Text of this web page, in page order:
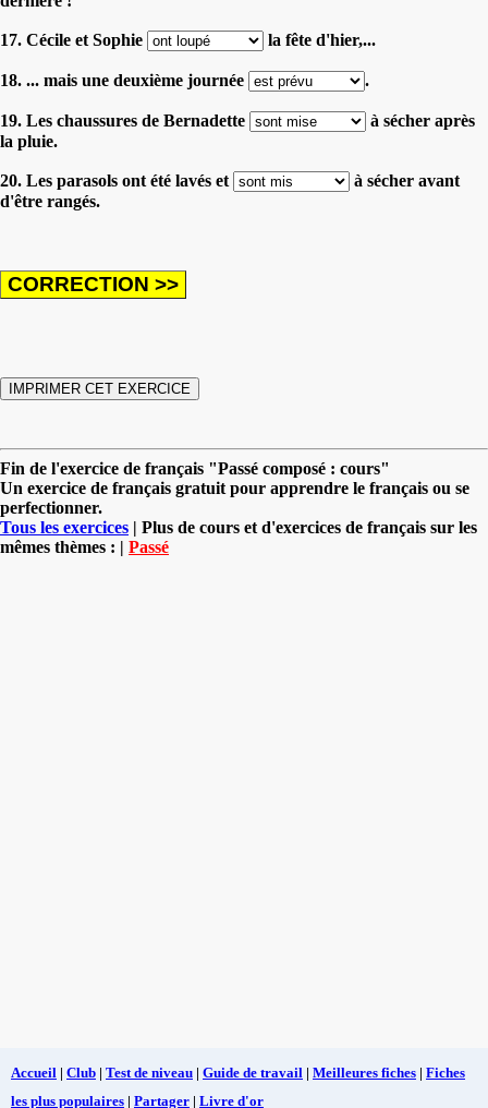
17. Cécile et Sophie la fête d'hier,...
18. ... mais une deuxième journée .
19. Les chaussures de Bernadette
à sécher après
la pluie.
20. Les parasols ont été lavés et
à sécher avant
d'être rangés.
Fin de l'exercice de français "Passé composé : cours"
Un exercice de français gratuit pour apprendre le français ou se
perfectionner.
Tous les exercices | Plus de cours et d'exercices de français sur les
mêmes thèmes : | Passé
Accueil | Club | Test de niveau | Guide de travail | Meilleures fiches | Fiches
les plus populaires | Partager | Livre d'or